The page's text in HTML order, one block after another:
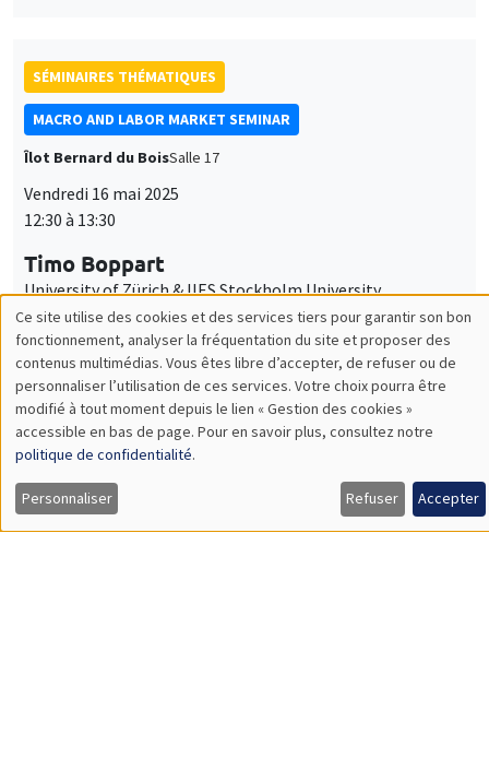
SÉMINAIRES THÉMATIQUES
MACRO AND LABOR MARKET SEMINAR
Îlot Bernard du BoisSalle 17
Vendredi 16 mai 2025
12:30 à 13:30
Timo Boppart
University of Zürich & IIES Stockholm University
Idea Rents and Firm Growth
SÉMINAIRES THÉMATIQUES
DEVELOPMENT AND POLITICAL ECONOMY SEMINAR
MEGA
Vendredi 23 mai 2025